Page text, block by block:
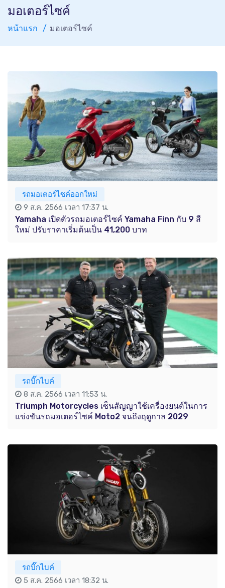
มอเตอร์ไซค์
หน้าแรก มอเตอร์ไซค์
รถมอเตอร์ไซค์ออกใหม่
9 ส.ค. 2566 เวลา 17:37 น.
Yamaha เปิดตัวรถมอเตอร์ไซค์ Yamaha Finn กับ 9 สี
ใหม่ ปรับราคาเริ่มต้นเป็น 41,200 บาท
รถบิ๊กไบค์
8 ส.ค. 2566 เวลา 11:53 น.
Triumph Motorcycles เซ็นสัญญาใช้เครื่องยนต์ในการ
แข่งขันรถมอเตอร์ไซค์ Moto2 จนถึงฤดูกาล 2029
รถบิ๊กไบค์
5 ส.ค. 2566 เวลา 18:32 น.